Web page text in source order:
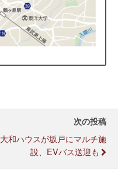
次の投稿
大和ハウスが坂戸にマルチ施
設、EVバス送迎も